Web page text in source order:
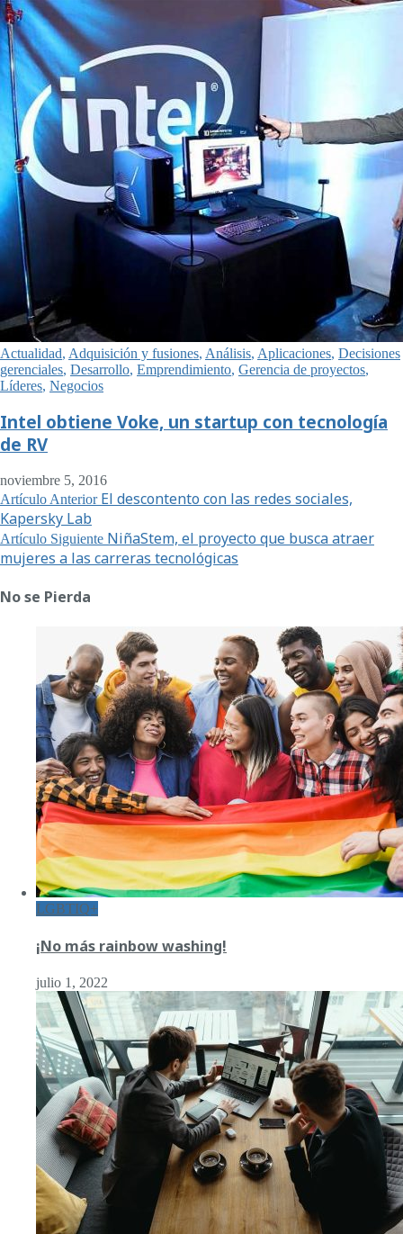
Actualidad, Adquisición y fusiones, Análisis, Aplicaciones, Decisiones
gerenciales, Desarrollo, Emprendimiento, Gerencia de proyectos,
Líderes, Negocios
Intel obtiene Voke, un startup con tecnología
de RV
noviembre 5, 2016
Artículo Anterior El descontento con las redes sociales,
Kapersky Lab
Artículo Siguiente NiñaStem, el proyecto que busca atraer
mujeres a las carreras tecnológicas
No se Pierda
LGBTIQ+
¡No más rainbow washing!
julio 1, 2022